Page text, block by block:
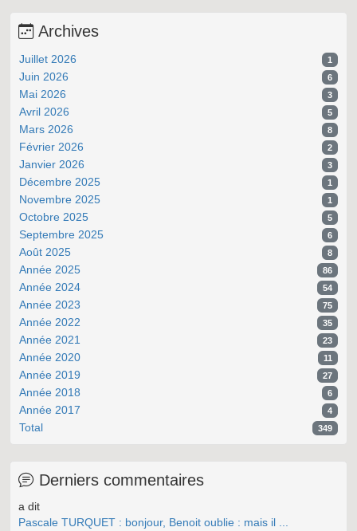
Archives
Juillet 2026 1
Juin 2026 6
Mai 2026 3
Avril 2026 5
Mars 2026 8
Février 2026 2
Janvier 2026 3
Décembre 2025 1
Novembre 2025 1
Octobre 2025 5
Septembre 2025 6
Août 2025 8
Année 2025 86
Année 2024 54
Année 2023 75
Année 2022 35
Année 2021 23
Année 2020 11
Année 2019 27
Année 2018 6
Année 2017 4
Total 349
Derniers commentaires
a dit
Pascale TURQUET : bonjour, Benoit oublie : mais il ...